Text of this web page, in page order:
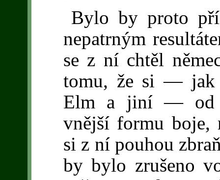
Bylo by proto
nepatrným
se z ní chtěl
tomu, že si — jak
Elm a jiní — od
vnější formu boje,
si z ní pouhou
by bylo zrušeno